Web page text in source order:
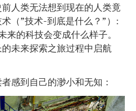
人类无法想到现在的人类竟
（”技术-到底是什么？”）:
来的科技会变成什么样子。
未来探索之旅过程中启航
感到自己的渺小和无知：